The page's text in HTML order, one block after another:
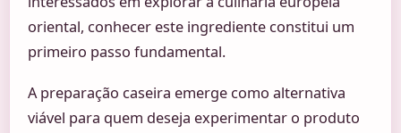
oriental, conhecer este ingrediente constitui um
primeiro passo fundamental.
A preparação caseira emerge como alternativa
viável para quem deseja experimentar o produto